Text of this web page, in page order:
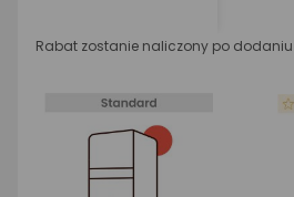
Rabat zostanie naliczony po dodaniu